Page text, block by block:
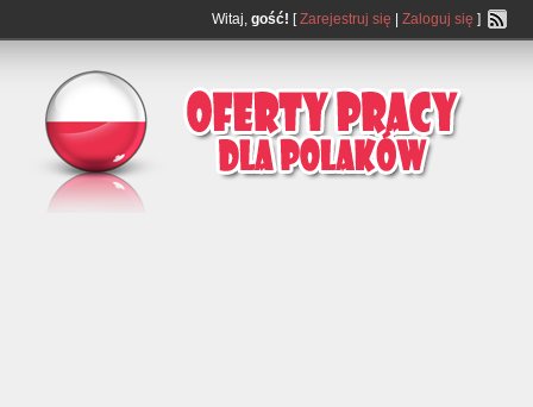
Witaj, gość! [Zarejestruj się Zaloguj się ]